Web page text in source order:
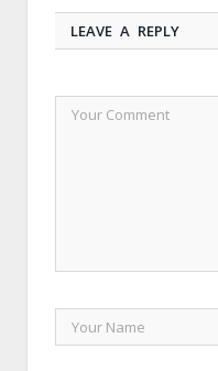
LEAVE A REPLY